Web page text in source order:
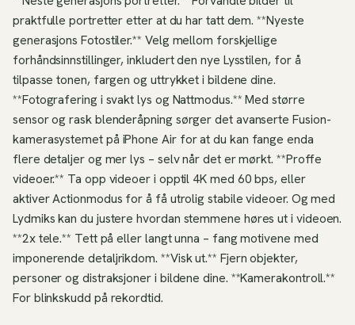
praktfulle portretter etter at du har tatt dem. **Nyeste
generasjons Fotostiler.** Velg mellom forskjellige
forhåndsinnstillinger, inkludert den nye Lysstilen, for å
tilpasse tonen, fargen og uttrykket i bildene dine.
**Fotografering i svakt lys og Nattmodus.** Med større
sensor og rask blenderåpning sørger det avanserte Fusion-
kamerasystemet på iPhone Air for at du kan fange enda
flere detaljer og mer lys – selv når det er mørkt. **Proffe
videoer.** Ta opp videoer i opptil 4K med 60 bps, eller
aktiver Actionmodus for å få utrolig stabile videoer. Og med
Lydmiks kan du justere hvordan stemmene høres ut i videoen.
**2x tele.** Tett på eller langt unna – fang motivene med
imponerende detaljrikdom. **Visk ut.** Fjern objekter,
personer og distraksjoner i bildene dine. **Kamerakontroll.**
For blinkskudd på rekordtid.